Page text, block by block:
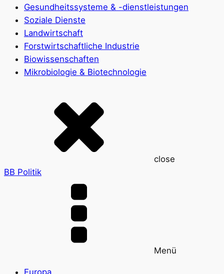
Gesundheitssysteme & -dienstleistungen
Soziale Dienste
Landwirtschaft
Forstwirtschaftliche Industrie
Biowissenschaften
Mikrobiologie & Biotechnologie
close
BB Politik
Menü
Europa